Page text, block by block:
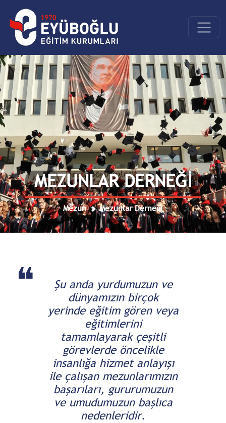
MEZUNLAR DERNEĞİ
Mezun Mezunlar Derneği
❝
Şu anda yurdumuzun ve
dünyamızın birçok
yerinde eğitim gören veya
eğitimlerini
tamamlayarak çeşitli
görevlerde öncelikle
insanlığa hizmet anlayışı
ile çalışan mezunlarımızın
başarıları, gururumuzun
ve umudumuzun başlıca
nedenleridir.